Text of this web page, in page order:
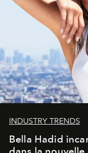
INDUSTRY TRENDS
Bella Hadid